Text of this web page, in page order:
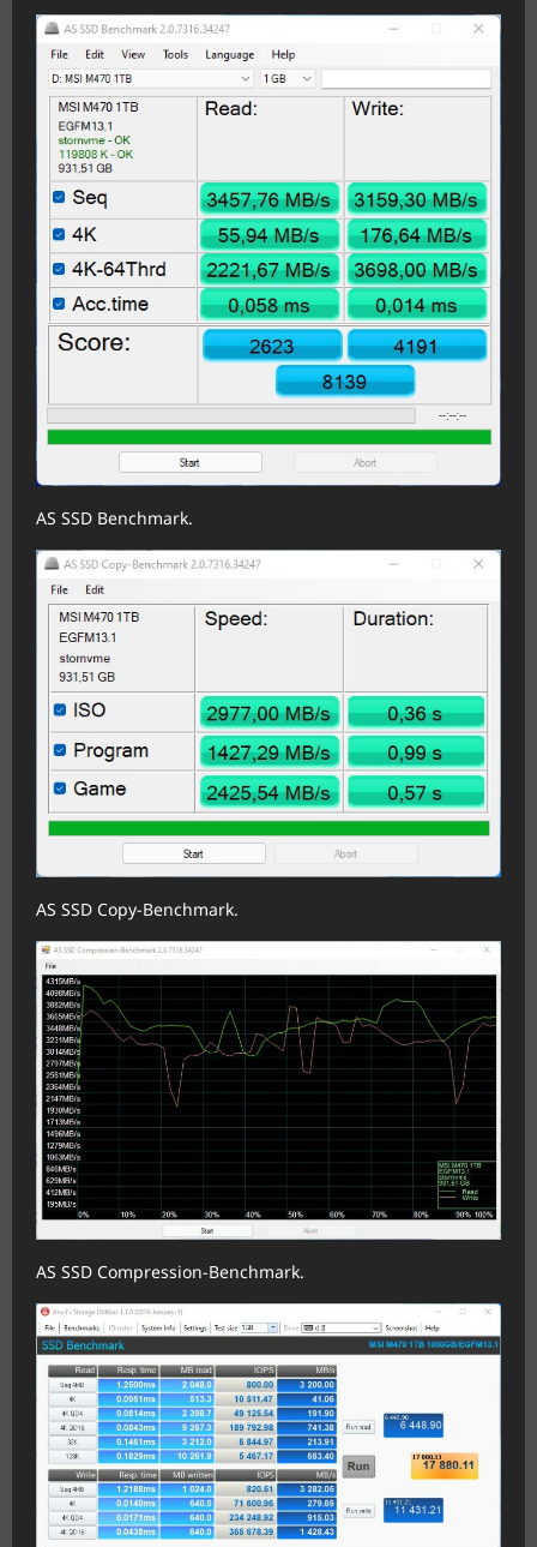
AS SSD Benchmark.
AS SSD Copy-Benchmark.
AS SSD Compression-Benchmark.